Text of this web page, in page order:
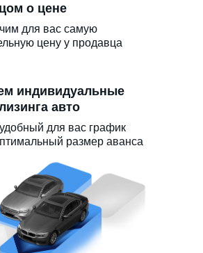
индивидуальные
авто
для вас график
размер аванса
о цене
для вас самую
цену у продавца